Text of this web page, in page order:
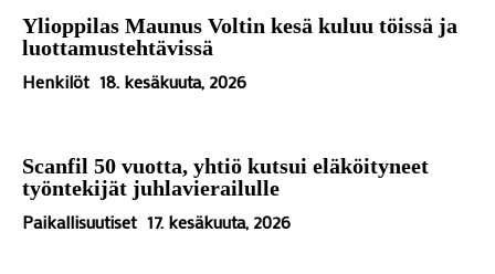
Ylioppilas Maunus Voltin kesä kuluu töissä ja
luottamustehtävissä
Henkilöt 18. kesäkuuta, 2026
Scanfil 50 vuotta, yhtiö kutsui eläköityneet
työntekijät juhlavierailulle
Paikallisuutiset 17. kesäkuuta, 2026